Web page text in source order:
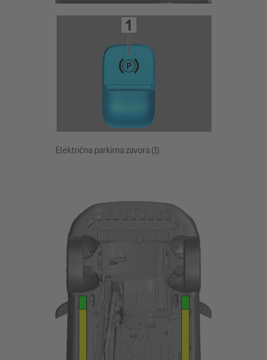
Električna parkirna zavora (1)